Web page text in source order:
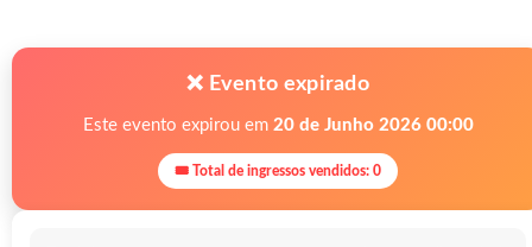
❌ Evento expirado
Este evento expirou em 20 de Junho 2026 00:00
🎟 Total de ingressos vendidos: 0